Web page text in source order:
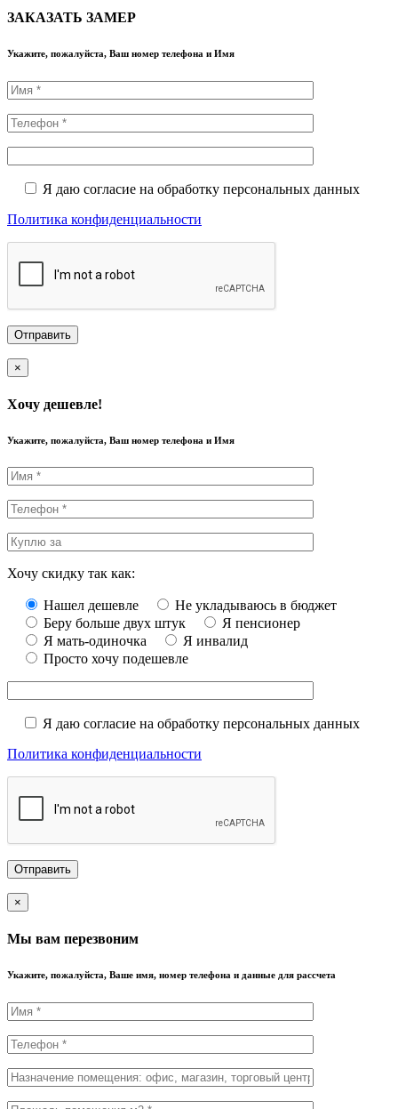
ЗАКАЗАТЬ ЗАМЕР
Укажите, пожалуйста, Ваш номер телефона и Имя
Я даю согласие на обработку персональных данных
Политика конфиденциальности
×
Хочу дешевле!
Укажите, пожалуйста, Ваш номер телефона и Имя
Хочу скидку так как:
Нашел дешевле
Не укладываюсь в бюджет
Беру больше двух штук
Я пенсионер
Я мать-одиночка
Я инвалид
Просто хочу подешевле
Я даю согласие на обработку персональных данных
Политика конфиденциальности
×
Мы вам перезвоним
Укажите, пожалуйста, Ваше имя, номер телефона и данные для рассчета